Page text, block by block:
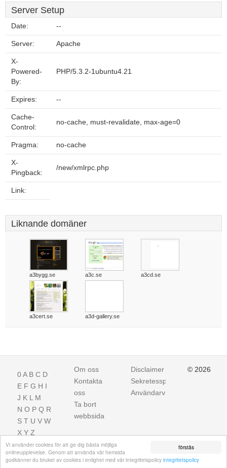
förstås
Vi använder cookies för att ge dig bästa möjliga
onlineupplevelse. Genom att använda vår hemsida
godkänner du bruket av cookies i enlighet med vår integritetspolicy integritetspolicy
Server Setup
Date: --
Server: Apache
X-
Powered-
By:
PHP/5.3.2-1ubuntu4.21
Expires: --
Cache-
Control:
no-cache, must-revalidate, max-age=0
Pragma: no-cache
X-
Pingback:
/new/xmlrpc.php
Link:
Liknande domäner
a3bygg.se a3c.se a3cd.se
a3cert.se a3d-gallery.se
0A B C D
E F G H I
J K L M
N O P Q R
S T U V W
X Y Z
Om oss
Kontakta
oss
Ta bort
webbsida
Disclaimer
Sekretesspolicy
Användarvillkor
© 2026